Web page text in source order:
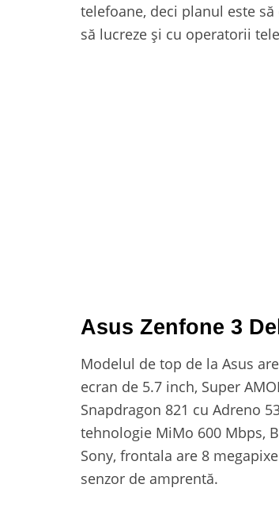
telefoane, deci planul este
să lucreze și cu operatorii
Asus Zenfone 3
Modelul de top de la Asus
ecran de 5.7 inch, Super
Snapdragon 821 cu Adreno
tehnologie MiMo 600 Mbps,
Sony, frontala are 8
senzor de amprentă.